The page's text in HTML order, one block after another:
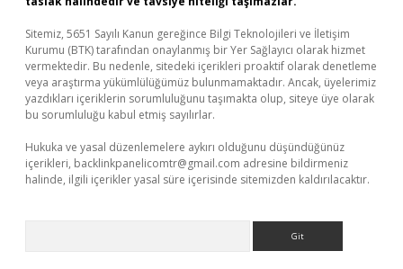
Sitemiz, 5651 Sayılı Kanun gereğince Bilgi Teknolojileri ve İletişim
Kurumu (BTK) tarafından onaylanmış bir Yer Sağlayıcı olarak hizmet
vermektedir. Bu nedenle, sitedeki içerikleri proaktif olarak denetleme
veya araştırma yükümlülüğümüz bulunmamaktadır. Ancak, üyelerimiz
yazdıkları içeriklerin sorumluluğunu taşımakta olup, siteye üye olarak
bu sorumluluğu kabul etmiş sayılırlar.
Hukuka ve yasal düzenlemelere aykırı olduğunu düşündüğünüz
içerikleri, backlinkpanelicomtr@gmail.com adresine bildirmeniz
halinde, ilgili içerikler yasal süre içerisinde sitemizden kaldırılacaktır.